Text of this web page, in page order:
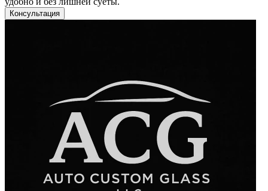
Консультация